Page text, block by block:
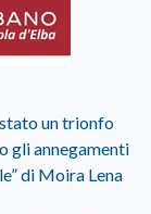
un trionfo
gli annegamenti
di Moira Lena